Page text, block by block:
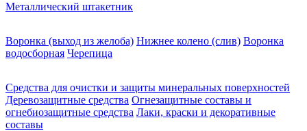
Металлический штакетник
Воронка (выход из желоба) Нижнее колено (слив) Воронка
водосборная Черепица
Средства для очистки и защиты минеральных поверхностей
Деревозащитные средства Огнезащитные составы и
огнебиозащитные средства Лаки, краски и декоративные
составы